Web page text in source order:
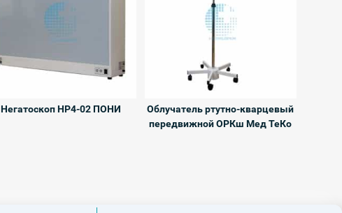
Негатоскоп НР4-02 ПОНИ
Облучатель ртутно-кварцевый
передвижной ОРКш Мед ТеКо